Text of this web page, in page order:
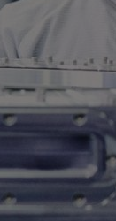
投资者新闻
Release on
pursuant